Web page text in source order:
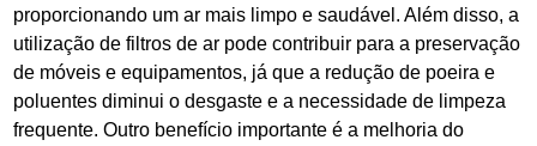
proporcionando um ar mais limpo e saudável. Além disso, a
utilização de filtros de ar pode contribuir para a preservação
de móveis e equipamentos, já que a redução de poeira e
poluentes diminui o desgaste e a necessidade de limpeza
frequente. Outro benefício importante é a melhoria do